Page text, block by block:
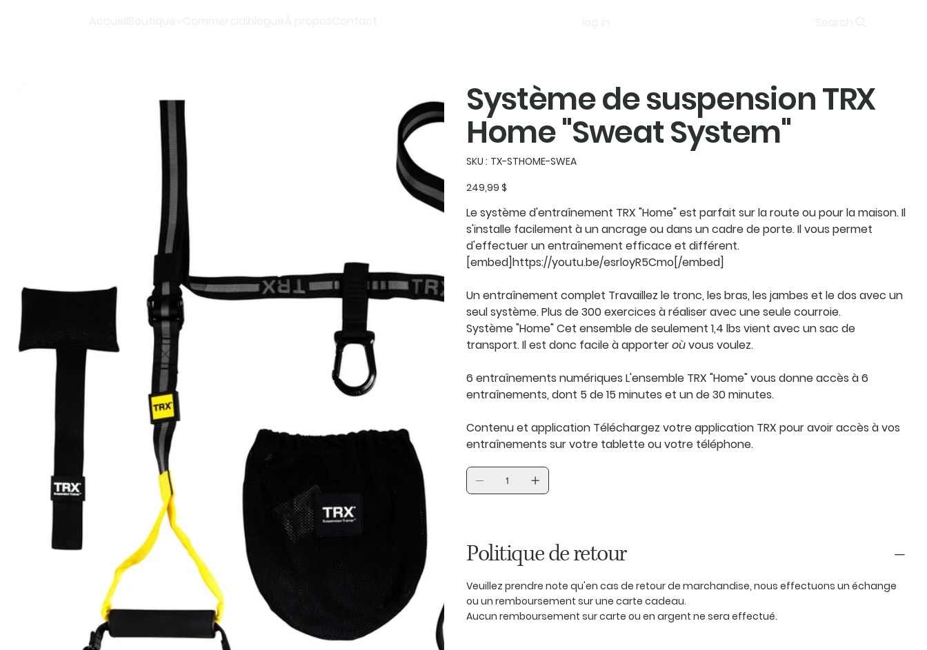
Système de suspension TRX
Home "Sweat System"
SKU : SKU
TX-
TX-STHOME-SWEA
Prix
249,99 $
Le système d'entraînement TRX "Home" est parfait sur la route ou pour la maison. Il
s'installe facilement à un ancrage ou dans un cadre de porte. Il vous permet
d'effectuer un entraînement efficace et différent.
[embed]https://youtu.be/esrloyR5Cmo[/embed]
Un entraînement complet Travaillez le tronc, les bras, les jambes et le dos avec un
seul système. Plus de 300 exercices à réaliser avec une seule courroie.
Système "Home"Cet ensemble de seulement 1,4 lbs vient avec un sac de
transport. Il est donc facile à apporteroùvous voulez.
6 entraînements numériques L'ensemble TRX "Home" vous donne accès à 6
entraînements, dont 5 de 15 minutes et un de 30 minutes.
Contenu et applicationTéléchargez votre application TRX pour avoir accès à vos
entraînements sur votre tablette ou votre téléphone.
Politique de retour
Veuillez prendre note qu'en cas de retour de marchandise, nous effectuons un échange
ou un remboursement sur une carte cadeau.
Aucun remboursement sur carte ou en argent ne sera effectué.